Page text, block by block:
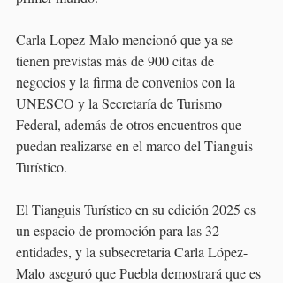
Carla Lopez-Malo mencionó que ya se
tienen previstas más de 900 citas de
negocios y la firma de convenios con la
UNESCO y la Secretaría de Turismo
Federal, además de otros encuentros que
puedan realizarse en el marco del Tianguis
Turístico.
El Tianguis Turístico en su edición 2025 es
un espacio de promoción para las 32
entidades, y la subsecretaria Carla López-
Malo aseguró que Puebla demostrará que es